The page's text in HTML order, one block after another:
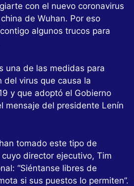
con el nuevo coronavirus
de Wuhan. Por eso
algunos trucos para
una de las medidas para
del virus que causa la
y que adoptó el Gobierno
mensaje del presidente Lenín
tomado este tipo de
director ejecutivo, Tim
“Siéntanse libres de
si sus puestos lo permiten”.